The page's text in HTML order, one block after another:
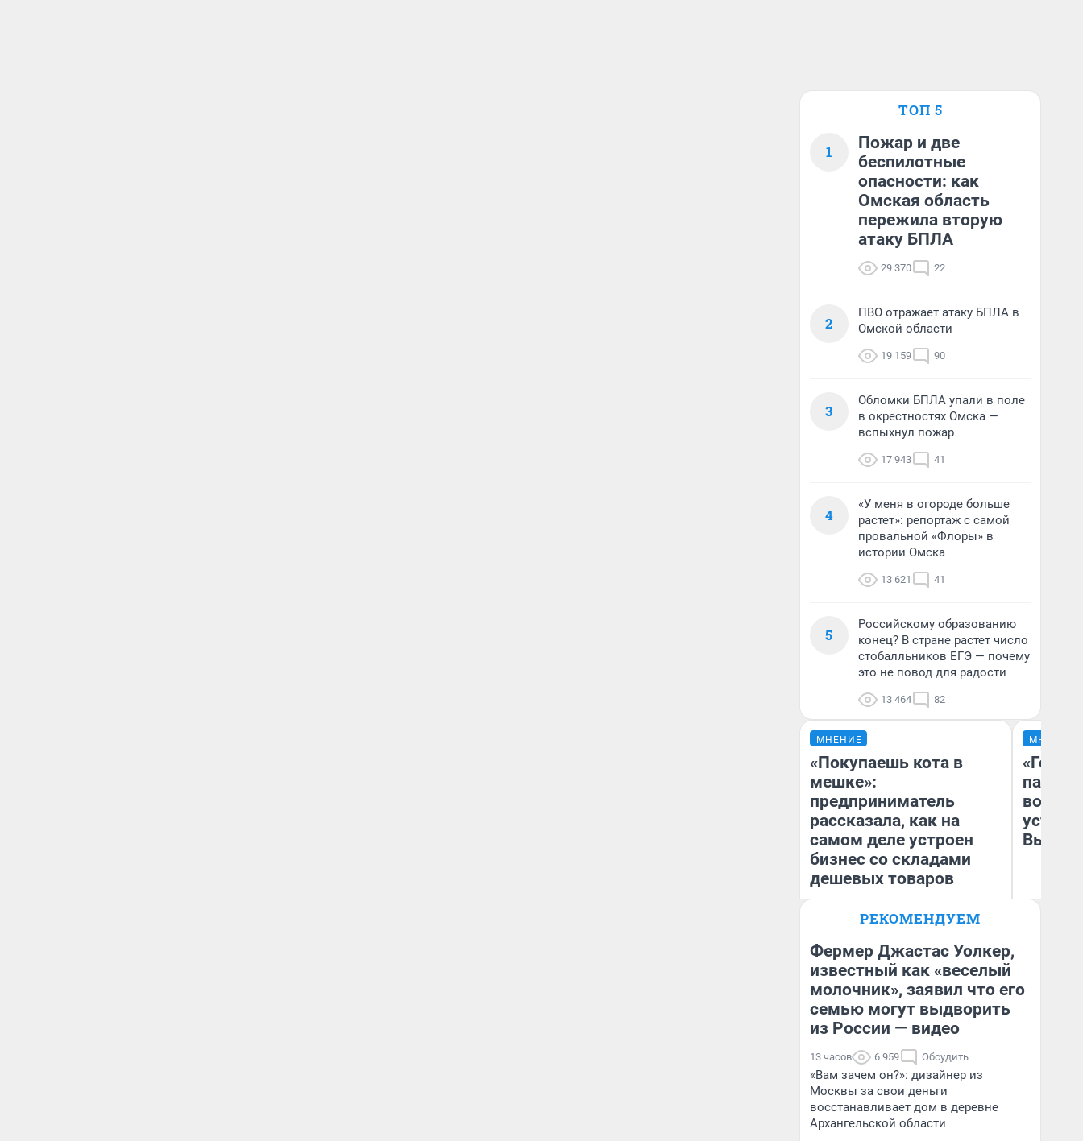
ТОП 5
1
Пожар и две
беспилотные
опасности: как
Омская область
пережила вторую
атаку БПЛА
29 370 22
2
ПВО отражает атаку БПЛА в
Омской области
19 159 90
3
Обломки БПЛА упали в поле
в окрестностях Омска —
вспыхнул пожар
17 943 41
4
«У меня в огороде больше
растет»: репортаж с самой
провальной «Флоры» в
истории Омска
13 621 41
5
Российскому образованию
конец? В стране растет число
стобалльников ЕГЭ — почему
это не повод для радости
13 464 82
МНЕНИЕ
«Покупаешь кота в
мешке»:
предприниматель
рассказала, как на
самом деле устроен
бизнес со складами
дешевых товаров
Наталья Шорохова
деньги соцразвития
МНЕНИЕ
РЕКОМЕНДУЕМ
Фермер Джастас Уолкер,
известный как «веселый
молочник», заявил что его
семью могут выдворить
из России — видео
13 часов 6 959 Обсудить
«Вам зачем он?»: дизайнер из
Москвы за свои деньги
восстанавливает дом в деревне
Архангельской области